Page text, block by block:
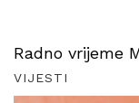
Radno vrijeme
VIJESTI